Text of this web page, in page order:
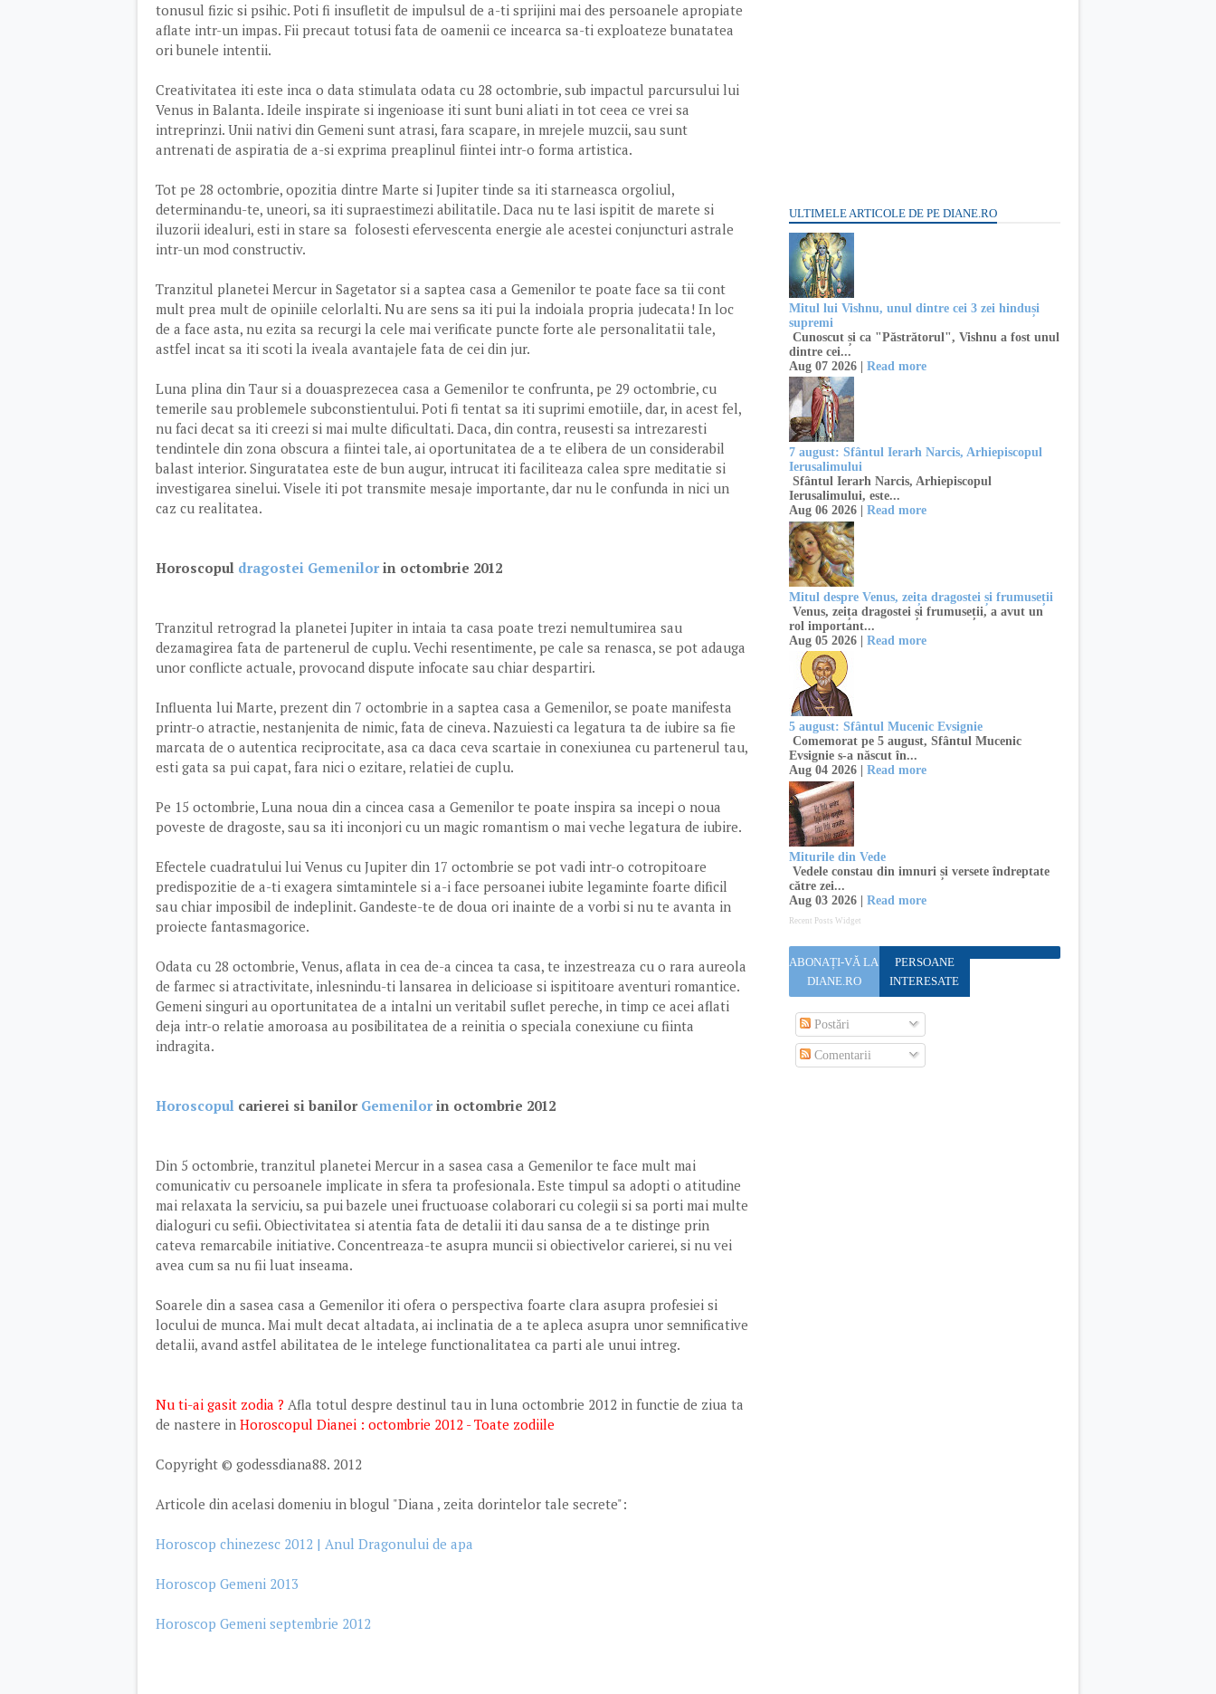
tonusul fizic si psihic. Poti fi insufletit de impulsul de a-ti sprijini mai des persoanele apropiate
aflate intr-un impas. Fii precaut totusi fata de oamenii ce incearca sa-ti exploateze bunatatea
ori bunele intentii.
Creativitatea iti este inca o data stimulata odata cu 28 octombrie, sub impactul parcursului lui
Venus in Balanta. Ideile inspirate si ingenioase iti sunt buni aliati in tot ceea ce vrei sa
intreprinzi. Unii nativi din Gemeni sunt atrasi, fara scapare, in mrejele muzcii, sau sunt
antrenati de aspiratia de a-si exprima preaplinul fiintei intr-o forma artistica.
Tot pe 28 octombrie, opozitia dintre Marte si Jupiter tinde sa iti starneasca orgoliul,
determinandu-te, uneori, sa iti supraestimezi abilitatile. Daca nu te lasi ispitit de marete si
iluzorii idealuri, esti in stare sa folosesti efervescenta energie ale acestei conjuncturi astrale
intr-un mod constructiv.
Tranzitul planetei Mercur in Sagetator si a saptea casa a Gemenilor te poate face sa tii cont
mult prea mult de opiniile celorlalti. Nu are sens sa iti pui la indoiala propria judecata! In loc
de a face asta, nu ezita sa recurgi la cele mai verificate puncte forte ale personalitatii tale,
astfel incat sa iti scoti la iveala avantajele fata de cei din jur.
Luna plina din Taur si a douasprezecea casa a Gemenilor te confrunta, pe 29 octombrie, cu
temerile sau problemele subconstientului. Poti fi tentat sa iti suprimi emotiile, dar, in acest fel,
nu faci decat sa iti creezi si mai multe dificultati. Daca, din contra, reusesti sa intrezaresti
tendintele din zona obscura a fiintei tale, ai oportunitatea de a te elibera de un considerabil
balast interior. Singuratatea este de bun augur, intrucat iti faciliteaza calea spre meditatie si
investigarea sinelui. Visele iti pot transmite mesaje importante, dar nu le confunda in nici un
caz cu realitatea.
Horoscopul dragostei Gemenilorin octombrie 2012
Tranzitul retrograd la planetei Jupiter in intaia ta casa poate trezi nemultumirea sau
dezamagirea fata de partenerul de cuplu. Vechi resentimente, pe cale sa renasca, se pot adauga
unor conflicte actuale, provocand dispute infocate sau chiar despartiri.
Influenta lui Marte, prezent din 7 octombrie in a saptea casa a Gemenilor, se poate manifesta
printr-o atractie, nestanjenita de nimic, fata de cineva. Nazuiesti ca legatura ta de iubire sa fie
marcata de o autentica reciprocitate, asa ca daca ceva scartaie in conexiunea cu partenerul tau,
esti gata sa pui capat, fara nici o ezitare, relatiei de cuplu.
Pe 15 octombrie, Luna noua din a cincea casa a Gemenilor te poate inspira sa incepi o noua
poveste de dragoste, sau sa iti inconjori cu un magic romantism o mai veche legatura de iubire.
Efectele cuadratului lui Venus cu Jupiter din 17 octombrie se pot vadi intr-o cotropitoare
predispozitie de a-ti exagera simtamintele si a-i face persoanei iubite legaminte foarte dificil
sau chiar imposibil de indeplinit. Gandeste-te de doua ori inainte de a vorbi si nu te avanta in
proiecte fantasmagorice.
Odata cu 28 octombrie, Venus, aflata in cea de-a cincea ta casa, te inzestreaza cu o rara aureola
de farmec si atractivitate, inlesnindu-ti lansarea in delicioase si ispititoare aventuri romantice.
Gemeni singuri au oportunitatea de a intalni un veritabil suflet pereche, in timp ce acei aflati
deja intr-o relatie amoroasa au posibilitatea de a reinitia o speciala conexiune cu fiinta
indragita.
Horoscopul carierei si banilor Gemenilorin octombrie 2012
Din 5 octombrie, tranzitul planetei Mercur in a sasea casa a Gemenilor te face mult mai
comunicativ cu persoanele implicate in sfera ta profesionala. Este timpul sa adopti o atitudine
mai relaxata la serviciu, sa pui bazele unei fructuoase colaborari cu colegii si sa porti mai multe
dialoguri cu sefii. Obiectivitatea si atentia fata de detalii iti dau sansa de a te distinge prin
cateva remarcabile initiative. Concentreaza-te asupra muncii si obiectivelor carierei, si nu vei
avea cum sa nu fii luat inseama.
Soarele din a sasea casa a Gemenilor iti ofera o perspectiva foarte clara asupra profesiei si
locului de munca. Mai mult decat altadata, ai inclinatia de a te apleca asupra unor semnificative
detalii, avand astfel abilitatea de le intelege functionalitatea ca parti ale unui intreg.
Nu ti-ai gasit zodia ? Afla totul despre destinul tau in luna octombrie 2012 in functie de ziua ta
de nastere in Horoscopul Dianei : octombrie 2012 - Toate zodiile
Copyright © godessdiana88. 2012
Articole din acelasi domeniu in blogul "Diana , zeita dorintelor tale secrete":
Horoscop chinezesc 2012 | Anul Dragonului de apa
Horoscop Gemeni 2013
Horoscop Gemeni septembrie 2012
ULTIMELE ARTICOLE DE PE DIANE.RO
Mitul lui Vishnu, unul dintre cei 3 zei hinduși
supremi
Cunoscut și ca "Păstrătorul", Vishnu a fost unul
dintre cei...
Aug 07 2026 | Read more
7 august: Sfântul Ierarh Narcis, Arhiepiscopul
Ierusalimului
Sfântul Ierarh Narcis, Arhiepiscopul
Ierusalimului, este...
Aug 06 2026 | Read more
Mitul despre Venus, zeița dragostei și frumuseții
Venus, zeița dragostei și frumuseții, a avut un
rol important...
Aug 05 2026 | Read more
5 august: Sfântul Mucenic Evsignie
Comemorat pe 5 august, Sfântul Mucenic
Evsignie s-a născut în...
Aug 04 2026 | Read more
Miturile din Vede
Vedele constau din imnuri și versete îndreptate
către zei...
Aug 03 2026 | Read more
Recent Posts Widget
ABONAȚI-VĂ LA
DIANE.RO
PERSOANE
INTERESATE
Postări
Comentarii